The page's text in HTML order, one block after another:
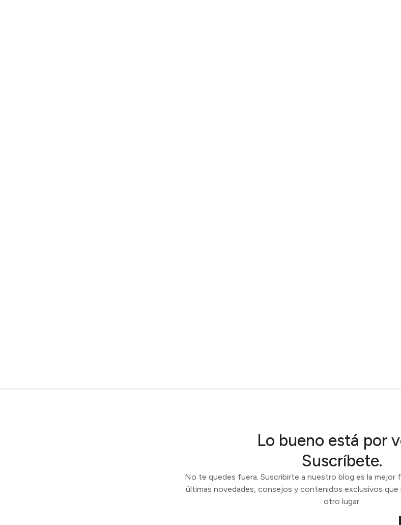
Lo bueno está por
Suscríbete.
No te quedes fuera. Suscribirte a nuestro blog es la mejor
últimas novedades, consejos y contenidos exclusivos
otro lugar.